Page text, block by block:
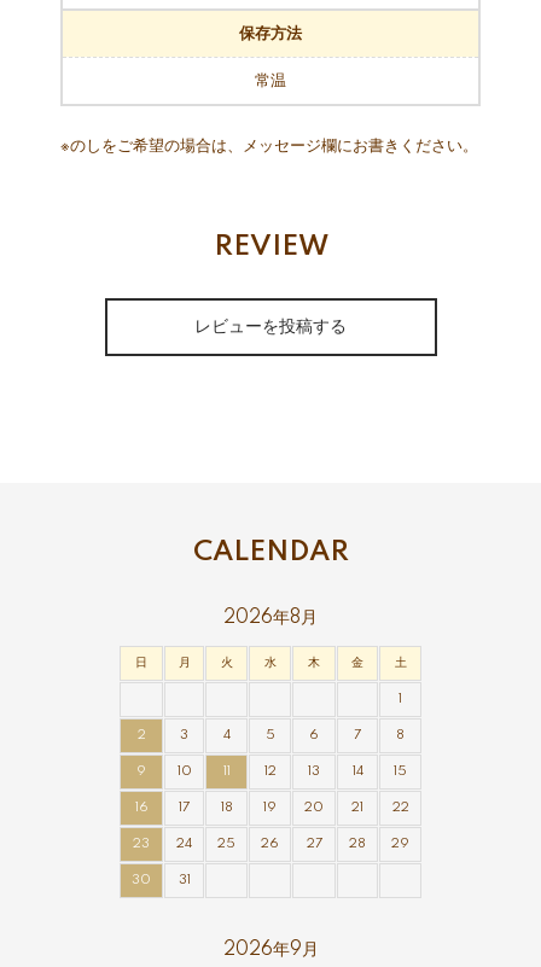
保存方法
常温
※のしをご希望の場合は、メッセージ欄にお書きください。
REVIEW
レビューを投稿する
CALENDAR
2026年8月
日 月 火 水 木 金 土
1
2 3 4 5 6 7 8
9 10 11 12 13 14 15
16 17 18 19 20 21 22
23 24 25 26 27 28 29
30 31
2026年9月